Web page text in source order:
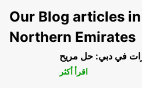
Our Blog articles
Northern Emirates
في دبي: حل مريح
اقرأ أكثر